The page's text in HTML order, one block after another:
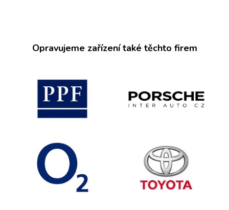
Opravujeme zařízení také těchto firem